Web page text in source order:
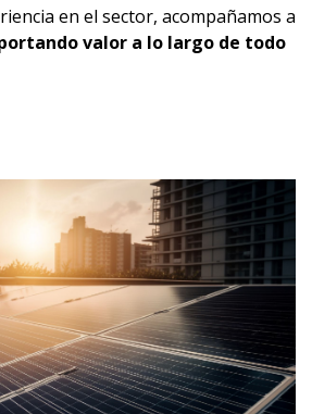
en el sector, acompañamos a
valor a lo largo de todo